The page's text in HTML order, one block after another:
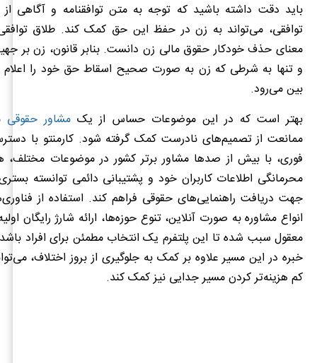
باید دقت داشته باشید که توجه به متن توافقنامه و آگاهی از
توافقی، می‌تواند به زن در حفظ این حق کمک کند. طلاق
معنای حذف خودکار حقوق مالی زن دانست. بنابر قانون، زن بر
و تنها به شرطی که زن به صورت صحیح اسقاط حق خود را اعلام
بین می‌رود.
بهتر است که در این موضوعات حساس از یک مشاور حقوقی
فوری، با بیش از صدها مشاور برتر کشور در موضوعات
محرمانگی اطلاعات کاربران خود و پشتیبانی دائمی توانسته
جهت دریافت راهنمایی‌های حقوقی فراهم کند. استفاده از
انواع مشاوره به صورت آنلاین، تنوع حوزه‌ها، ارائه شارژ رایگان
معقول سبب شده تا این پلتفرم یک انتخاب مطمئن برای افراد
خبره در این مسیر علاوه بر کمک به جلوگیری از بروز اختلاف،
کم هزینه‌تر کردن مسیر جدایی نیز کمک کند.